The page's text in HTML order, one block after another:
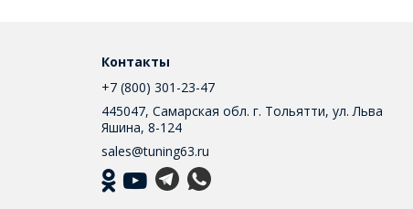
Контакты
+7 (800) 301-23-47
445047, Самарская обл. г. Тольятти, ул. Льва
Яшина, 8-124
sales@tuning63.ru